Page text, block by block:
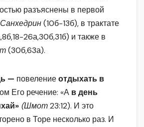
разъяснены в первой
Санхедрин(10б-13б), в трактате
26а,30б,31б) и также в
(30б,63а).
— повелениеотдыхать в
Его речение: «А в день
(Шмот23:12). И это
в Торе несколько раз. И